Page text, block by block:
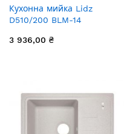
Кухонна мийка Lidz
D510/200 BLM-14
3 936,00 ₴